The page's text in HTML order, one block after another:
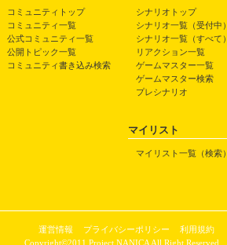
コミュニティトップ
コミュニティ一覧
公式コミュニティ一覧
公開トピック一覧
コミュニティ書き込み検索
シナリオトップ
シナリオ一覧（受付中）
シナリオ一覧（すべて）
リアクション一覧
ゲームマスター一覧
ゲームマスター検索
プレシナリオ
マイリスト
マイリスト一覧（検索）
運営情報 プライバシーポリシー
利用規約
Copyright©2011 Project NANICA All Right Reserved.